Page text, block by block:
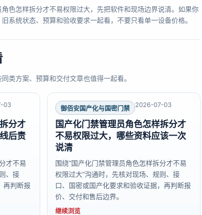
色怎样拆分才不易权限过大，先把软件和现场边界说清。如果你
系统状态、预算和验收要求一起看，不要只看单一设备价格。
类方案、预算和交付文章也值得一起看。
03
分才
后责
才不易
、接
再判断报
御佰安国产化与国密门禁 2026-07-03
国产化门禁管理员角色怎样拆分才
不易权限过大，哪些资料应该一次
说清
围绕“国产化门禁管理员角色怎样拆分才不易
权限过大”沟通时，先核对现场、规则、接
口、国密或国产化要求和验收证据，再判断报
价、交付和售后边界。
继续浏览